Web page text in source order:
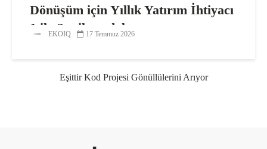
Dönüşüm için Yıllık Yatırım İhtiyacı
1 ila 2 milyar dolar
EKOIQ 17 Temmuz 2026
Eşittir Kod Projesi Gönüllülerini Arıyor